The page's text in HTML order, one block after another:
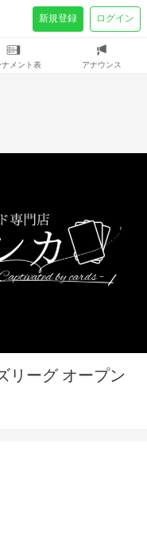
リーグ オープン
ナメント表 アナウンス
新規登録 ログイン